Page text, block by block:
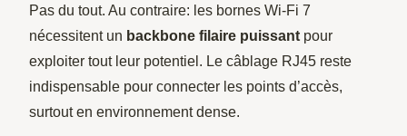
Pas du tout. Au contraire: les bornes Wi-Fi 7
nécessitent un backbone filaire puissant pour
exploiter tout leur potentiel. Le câblage RJ45 reste
indispensable pour connecter les points d’accès,
surtout en environnement dense.